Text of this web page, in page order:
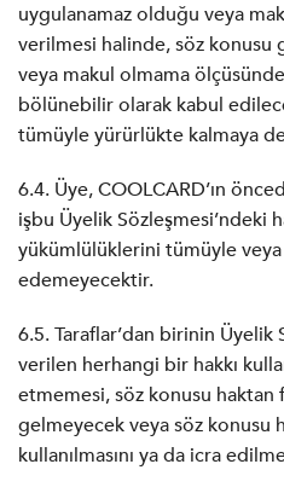
uygulanamaz olduğu veya
verilmesi halinde, söz konusu
veya makul olmama
bölünebilir olarak kabul
tümüyle yürürlükte kalmaya
6.4. Üye, COOLCARD’ın
işbu Üyelik Sözleşmesi’ndeki
yükümlülüklerini tümüyle
edemeyecektir.
6.5. Taraflar’dan birinin Üyelik
verilen herhangi bir hakkı
etmemesi, söz konusu haktan
gelmeyecek veya söz konusu
kullanılmasını ya da icra